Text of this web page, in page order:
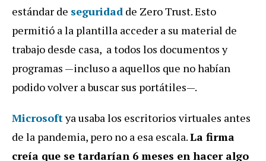
estándar de seguridad de Zero Trust. Esto
permitió a la plantilla acceder a su material de
trabajo desde casa, a todos los documentos y
programas —incluso a aquellos que no habían
podido volver a buscar sus portátiles—.
Microsoftya usaba los escritorios virtuales antes
de la pandemia, pero no a esa escala.La firma
creía que se tardarían 6 meses en hacer algo